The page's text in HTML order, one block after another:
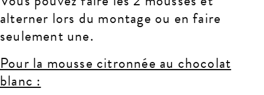
alterner lors du montage ou en faire
seulement une.
Pour la mousse citronnée au chocolat
blanc :